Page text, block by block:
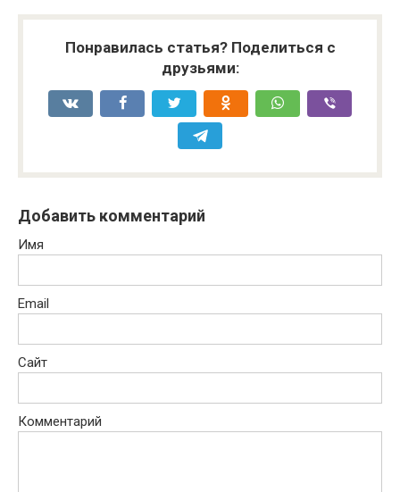
Понравилась статья? Поделиться с
друзьями:
Добавить комментарий
Имя
Email
Сайт
Комментарий